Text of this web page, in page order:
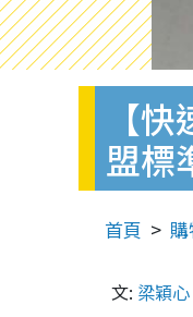
【
盟標
首頁
文: 梁穎心